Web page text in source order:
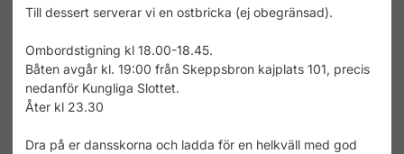
bröd, smör & aîoli ombord på vår
och alla traditionella tillbehör. Taco kan
anpassas till vegetarian och vegan. Till
dessert serverar vi en ostbricka (ej
obegränsad). Ombordstigning kl 18.00-
nedanför Kungliga Slottet. Åter kl 23.30
Till dessert serverar vi en ostbricka (ej obegränsad).
Ombordstigning kl 18.00-18.45.
Båten avgår kl. 19:00 från Skeppsbron kajplats 101, precis
nedanför Kungliga Slottet.
Åter kl 23.30
Dra på er dansskorna och ladda för en helkväll med god